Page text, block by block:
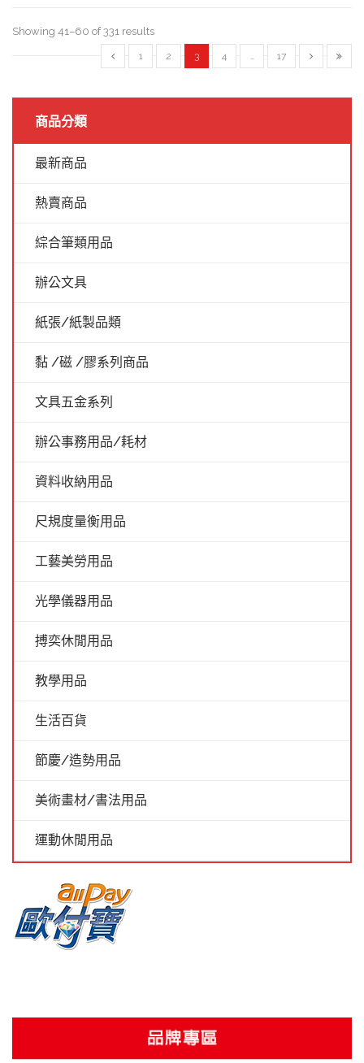
Showing 41–60 of 331 results
1 2 3 4 … 17
商品分類
最新商品
熱賣商品
綜合筆類用品
辦公文具
紙張/紙製品類
黏 /磁 /膠系列商品
文具五金系列
辦公事務用品/耗材
資料收納用品
尺規度量衡用品
工藝美勞用品
光學儀器用品
搏奕休閒用品
教學用品
生活百貨
節慶/造勢用品
美術畫材/書法用品
運動休閒用品